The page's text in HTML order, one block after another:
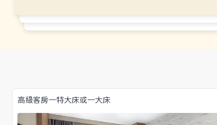
高級客房一特大床或一大床